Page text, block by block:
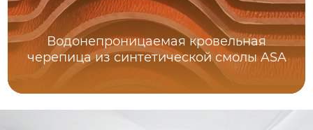
Водонепроницаемая кровельная
черепица из синтетической смолы ASA